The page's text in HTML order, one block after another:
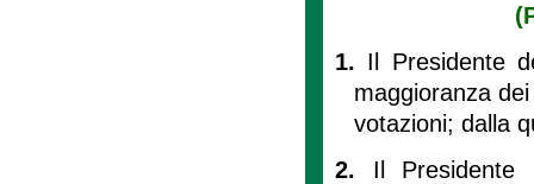
1. Il Presidente
maggioranza
votazioni; dalla
2. Il Presidente